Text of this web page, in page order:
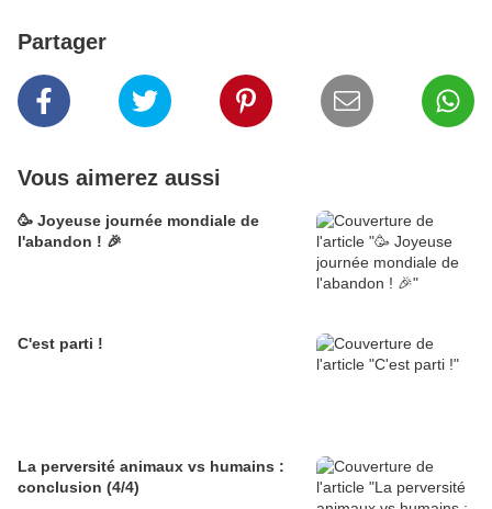
Partager
Vous aimerez aussi
🥳 Joyeuse journée mondiale de
l'abandon ! 🎉
C'est parti !
La perversité animaux vs humains :
conclusion (4/4)